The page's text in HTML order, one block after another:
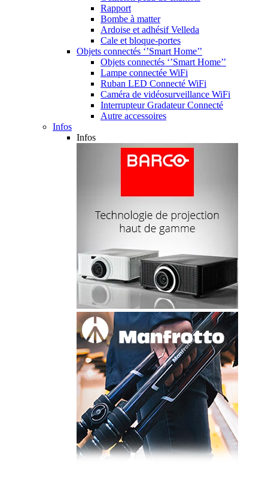
Rapport
Bombe à matter
Ardoise et adhésif Velleda
Cale et bloque-portes
Objets connectés ‘’Smart Home’’
Objets connectés ‘’Smart Home’’
Lampe connectée WiFi
Ruban LED Connecté WiFi
Caméra de vidéosurveillance WiFi
Interrupteur Gradateur Connecté
Autre accessoires
Infos
Infos